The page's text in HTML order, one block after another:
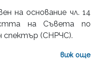
на основание чл. 14
на Съвета по
спектър (СНРЧС).
виж още